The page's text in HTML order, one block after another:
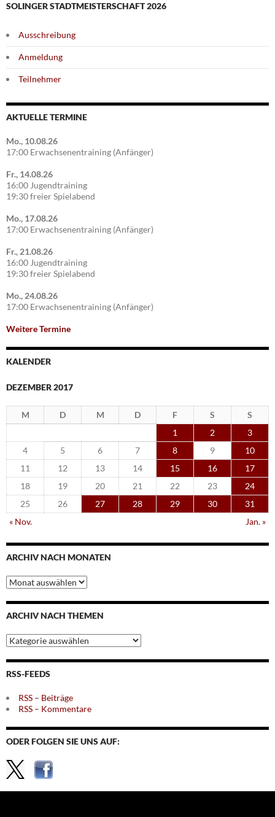
SOLINGER STADTMEISTERSCHAFT 2026
Ausschreibung
Anmeldung
Teilnehmer
AKTUELLE TERMINE
Mo., 10.08.26
17:00 Erwachsenentraining (Anfänger)
Fr., 14.08.26
16:00 Jugendtraining
19:30 freier Spielabend
Mo., 17.08.26
17:00 Erwachsenentraining (Anfänger)
Fr., 21.08.26
16:00 Jugendtraining
19:30 freier Spielabend
Mo., 24.08.26
17:00 Erwachsenentraining (Anfänger)
Weitere Termine
KALENDER
DEZEMBER 2017
M D M D F S
S
1
2
3
4
5 6 7 8 9
10
11
12 13 14 15 16
17
18
19 20 21 22 23
24
25
26 27 28 29 30
31
« Nov.
Jan. »
ARCHIV NACH MONATEN
Archiv
nach
Monaten
ARCHIV NACH THEMEN
Archiv
nach
Themen
RSS-FEEDS
RSS – Beiträge
RSS – Kommentare
ODER FOLGEN SIE UNS AUF: